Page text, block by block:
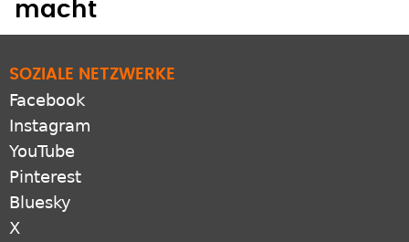
macht
SOZIALE NETZWERKE
Facebook
Instagram
YouTube
Pinterest
Bluesky
X